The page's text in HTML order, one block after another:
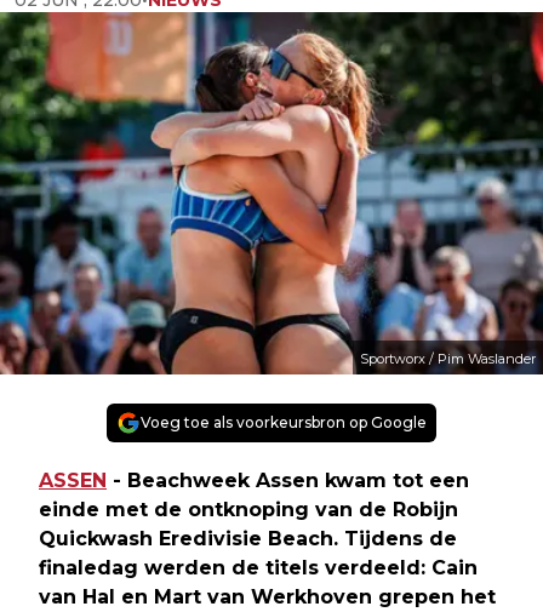
Sportworx / Pim Waslander
Voeg toe als voorkeursbron op Google
ASSEN - Beachweek Assen kwam tot een
einde met de ontknoping van de Robijn
Quickwash Eredivisie Beach. Tijdens de
finaledag werden de titels verdeeld: Cain
van Hal en Mart van Werkhoven grepen het